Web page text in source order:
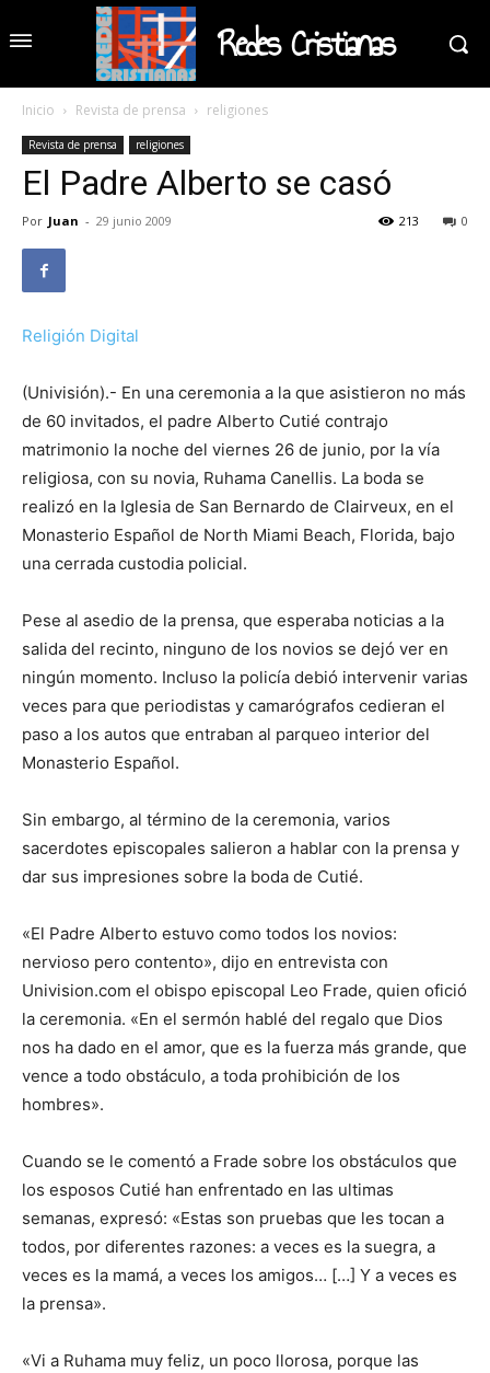
Redes Cristianas
Inicio Revista de prensa religiones
Revista de prensa religiones
El Padre Alberto se casó
Por Juan - 29 junio 2009 0
213
Religión Digital
(Univisión).- En una ceremonia a la que asistieron no más
de 60 invitados, el padre Alberto Cutié contrajo
matrimonio la noche del viernes 26 de junio, por la vía
religiosa, con su novia, Ruhama Canellis. La boda se
realizó en la Iglesia de San Bernardo de Clairveux, en el
Monasterio Español de North Miami Beach, Florida, bajo
una cerrada custodia policial.
Pese al asedio de la prensa, que esperaba noticias a la
salida del recinto, ninguno de los novios se dejó ver en
ningún momento. Incluso la policía debió intervenir varias
veces para que periodistas y camarógrafos cedieran el
paso a los autos que entraban al parqueo interior del
Monasterio Español.
Sin embargo, al término de la ceremonia, varios
sacerdotes episcopales salieron a hablar con la prensa y
dar sus impresiones sobre la boda de Cutié.
«El Padre Alberto estuvo como todos los novios:
nervioso pero contento», dijo en entrevista con
Univision.com el obispo episcopal Leo Frade, quien ofició
la ceremonia. «En el sermón hablé del regalo que Dios
nos ha dado en el amor, que es la fuerza más grande, que
vence a todo obstáculo, a toda prohibición de los
hombres».
Cuando se le comentó a Frade sobre los obstáculos que
los esposos Cutié han enfrentado en las ultimas
semanas, expresó: «Estas son pruebas que les tocan a
todos, por diferentes razones: a veces es la suegra, a
veces es la mamá, a veces los amigos… […] Y a veces es
la prensa».
«Vi a Ruhama muy feliz, un poco llorosa, porque las